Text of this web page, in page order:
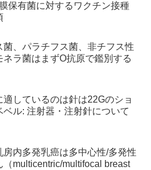
保有菌に対するワクチン接種
菌、パラチフス菌、非チフス性
ネラ菌はまずO抗原で鑑別する
適しているのは針は22Gのショ
ベル: 注射器・注射針について
房内多発乳癌は多中心性/多発性
（multicentric/multifocal breast